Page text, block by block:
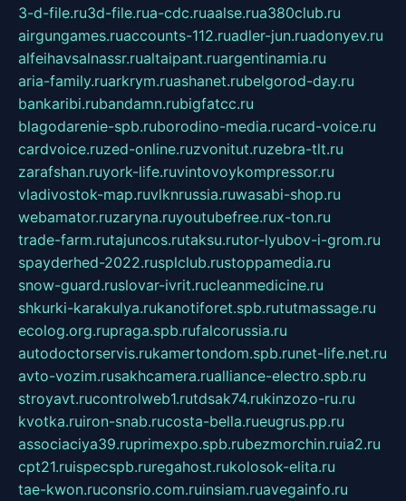
3-d-file.ru3d-file.rua-cdc.ruaalse.rua380club.ru
airgungames.ruaccounts-112.ruadler-jun.ruadonyev.ru
alfeihavsalnassr.rualtaipant.ruargentinamia.ru
aria-family.ruarkrym.ruashanet.rubelgorod-day.ru
bankaribi.rubandamn.rubigfatcc.ru
blagodarenie-spb.ruborodino-media.rucard-voice.ru
cardvoice.ruzed-online.ruzvonitut.ruzebra-tlt.ru
zarafshan.ruyork-life.ruvintovoykompressor.ru
vladivostok-map.ruvlknrussia.ruwasabi-shop.ru
webamator.ruzaryna.ruyoutubefree.rux-ton.ru
trade-farm.rutajuncos.rutaksu.rutor-lyubov-i-grom.ru
spayderhed-2022.rusplclub.rustoppamedia.ru
snow-guard.ruslovar-ivrit.rucleanmedicine.ru
shkurki-karakulya.rukanotiforet.spb.rututmassage.ru
ecolog.org.rupraga.spb.rufalcorussia.ru
autodoctorservis.rukamertondom.spb.runet-life.net.ru
avto-vozim.rusakhcamera.rualliance-electro.spb.ru
stroyavt.rucontrolweb1.rutdsak74.rukinzozo-ru.ru
kvotka.ruiron-snab.rucosta-bella.rueugrus.pp.ru
associaciya39.ruprimexpo.spb.rubezmorchin.ruia2.ru
cpt21.ruispecspb.ruregahost.rukolosok-elita.ru
tae-kwon.ruconsrio.com.ruinsiam.ruavegainfo.ru